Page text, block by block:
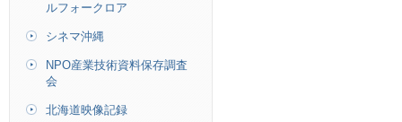
ルフォークロア
シネマ沖縄
NPO産業技術資料保存調査
会
北海道映像記録